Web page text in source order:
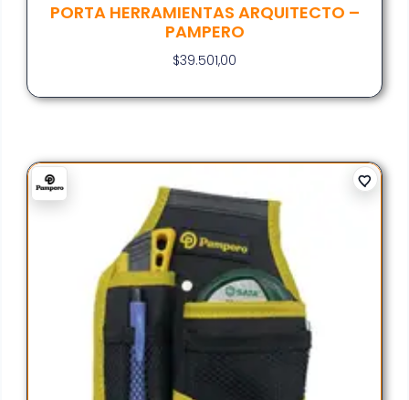
PORTA HERRAMIENTAS ARQUITECTO –
PAMPERO
$39.501,00